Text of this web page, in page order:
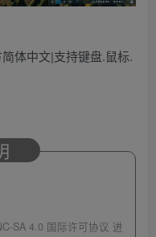
体中文|支持键盘.鼠标.
SA 4.0 国际许可协议 进